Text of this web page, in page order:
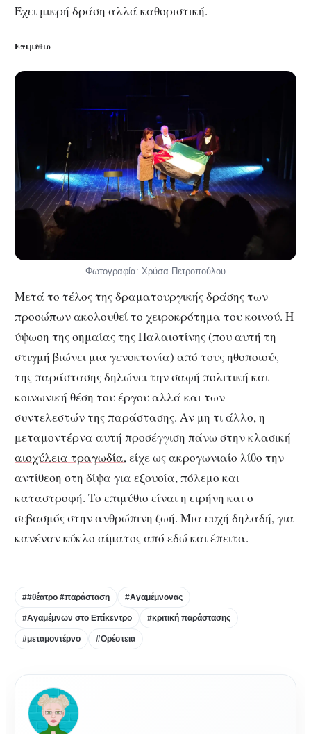
Έχει μικρή δράση αλλά καθοριστική.
Επιμύθιο
Φωτογραφία: Χρύσα Πετροπούλου
Μετά το τέλος της δραματουργικής δράσης των
προσώπων ακολουθεί το χειροκρότημα του κοινού. Η
ύψωση της σημαίας της Παλαιστίνης (που αυτή τη
στιγμή βιώνει μια γενοκτονία) από τους ηθοποιούς
της παράστασης δηλώνει την σαφή πολιτική και
κοινωνική θέση του έργου αλλά και των
συντελεστών της παράστασης. Αν μη τι άλλο, η
μεταμοντέρνα αυτή προσέγγιση πάνω στην κλασική
αισχύλεια τραγωδία, είχε ως ακρογωνιαίο λίθο την
αντίθεση στη δίψα για εξουσία, πόλεμο και
καταστροφή. Το επιμύθιο είναι η ειρήνη και ο
σεβασμός στην ανθρώπινη ζωή. Μια ευχή δηλαδή, για
κανέναν κύκλο αίματος από εδώ και έπειτα.
##θέατρο #παράσταση #Αγαμέμνονας
#Αγαμέμνων στο Επίκεντρο #κριτική παράστασης
#μεταμοντέρνο #Ορέστεια